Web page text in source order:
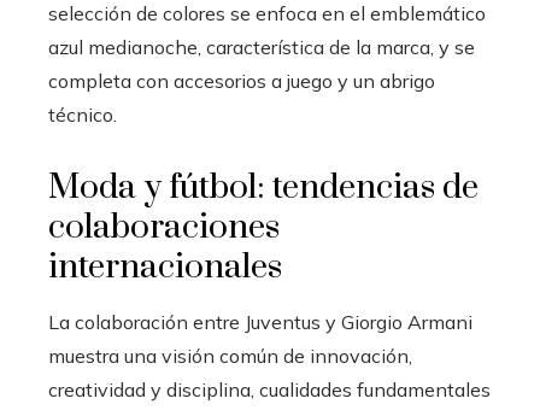
selección de colores se enfoca en el emblemático
azul medianoche, característica de la marca, y se
completa con accesorios a juego y un abrigo
técnico.
Moda y fútbol: tendencias de
colaboraciones
internacionales
La colaboración entre Juventus y Giorgio Armani
muestra una visión común de innovación,
creatividad y disciplina, cualidades fundamentales